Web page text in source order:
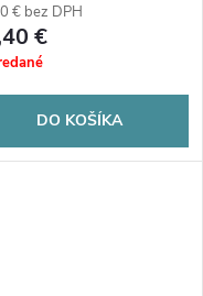
€ bez DPH
€
DO KOŠÍKA